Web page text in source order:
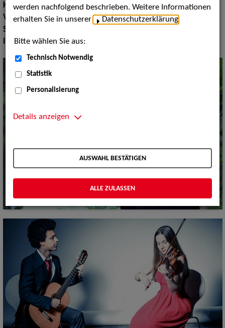
Klassische und Historische Musik:Klassik Pop
Volksmusik Internationale Folklore:Sonstige Folklore
Stilistik:
Instrument:Gitarre, Geige
werden nachfolgend beschrieben. Weitere Informationen
erhalten Sie in unserer
Datenschutzerklärung
Bitte wählen Sie aus:
Technisch Notwendig
Statistik
Personalisierung
Details anzeigen
AUSWAHL BESTÄTIGEN
ALLE ZULASSEN